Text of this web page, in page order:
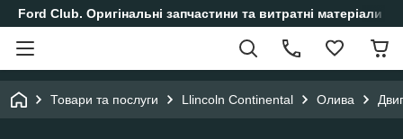
Ford Club. Оригінальні запчастини та витратні матеріали
Товари та послуги Llincoln Continental Олива